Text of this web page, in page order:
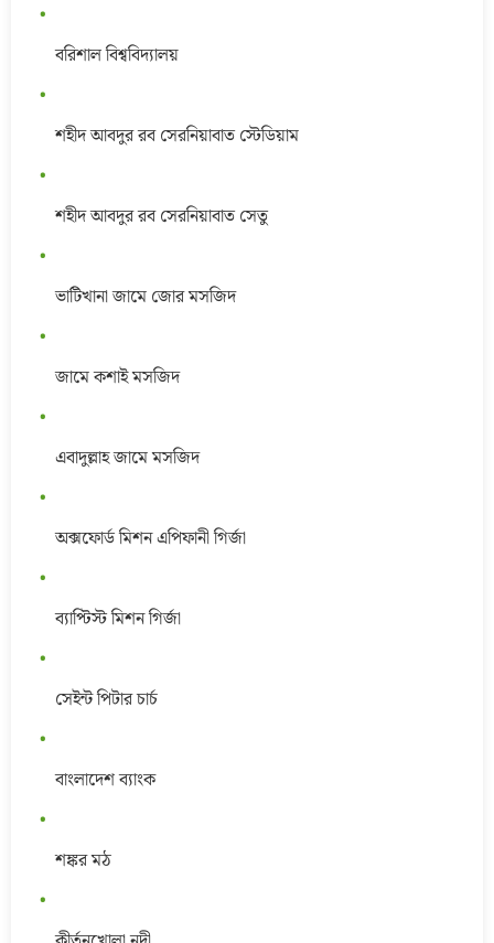
বরিশাল বিশ্ববিদ্যালয়
শহীদ আবদুর রব সেরনিয়াবাত স্টেডিয়াম
শহীদ আবদুর রব সেরনিয়াবাত সেতু
ভাটিখানা জামে জোর মসজিদ
জামে কশাই মসজিদ
এবাদুল্লাহ জামে মসজিদ
অক্সফোর্ড মিশন এপিফানী গির্জা
ব্যাপ্টিস্ট মিশন গির্জা
সেইন্ট পিটার চার্চ
বাংলাদেশ ব্যাংক
শঙ্কর মঠ